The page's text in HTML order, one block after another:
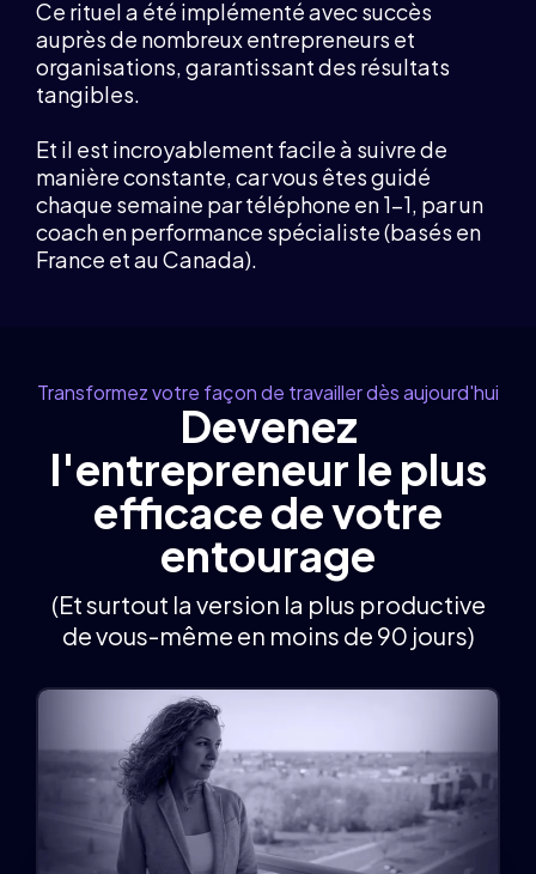
Ce rituel a été implémenté avec succès
auprès de nombreux entrepreneurs et
organisations, garantissant des résultats
tangibles.
Et il est incroyablement facile à suivre de
manière constante, car vous êtes guidé
chaque semaine par téléphone en 1-1, par un
coach en performance spécialiste (basés en
France et au Canada).
Transformez votre façon de travailler dès aujourd'hui
Devenez
l'entrepreneur le plus
efficace de votre
entourage
(Et surtout la version la plus productive
de vous-même en moins de 90 jours)